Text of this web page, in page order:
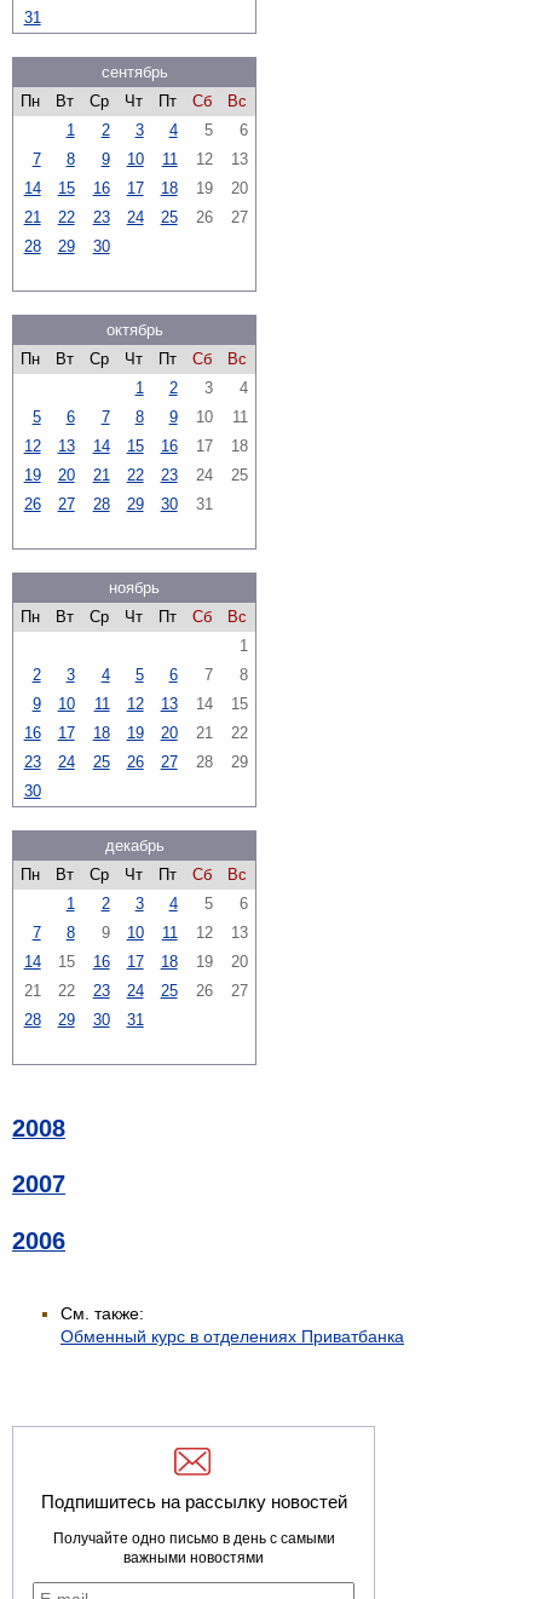
31
сентябрь
Пн
Вт Ср Чт Пт Сб
Вс
1
2 3 4 5
6
7
8 9 10 11 12
13
14
15 16 17 18 19
20
21
22 23 24 25 26
27
28
29 30
октябрь
Пн
Вт Ср Чт Пт Сб
Вс
1
2 3
4
5
6 7 8 9 10
11
12
13 14 15 16 17
18
19
20 21 22 23 24
25
26
27 28 29 30 31
ноябрь
Пн
Вт Ср Чт Пт Сб
Вс
1
2
3 4 5 6 7
8
9
10 11 12 13 14
15
16
17 18 19 20 21
22
23
24 25 26 27 28
29
30
декабрь
Пн
Вт Ср Чт Пт Сб
Вс
1
2 3 4 5
6
7
8 9 10 11 12
13
14
15 16 17 18 19
20
21
22 23 24 25 26
27
28
29 30 31
2008
2007
2006
См. также:
Обменный курс в отделениях Приватбанка
Подпишитесь на рассылку новостей
Получайте одно письмо в день с самыми
важными новостями